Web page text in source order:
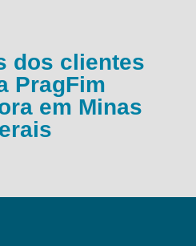
dos clientes
PragFim
em Minas